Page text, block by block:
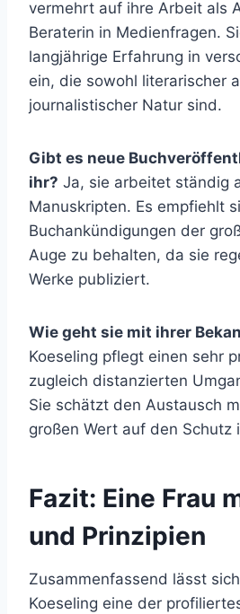
vermehrt auf ihre Arbeit als
Beraterin in Medienfragen.
langjährige Erfahrung in
ein, die sowohl literarischer
journalistischer Natur sind.
Gibt es neue
ihr? Ja, sie arbeitet ständig
Manuskripten. Es empfiehlt
Buchankündigungen der
Auge zu behalten, da sie
Werke publiziert.
Wie geht sie mit ihrer
Koeseling pflegt einen sehr
zugleich distanzierten
Sie schätzt den Austausch
großen Wert auf den Schutz
Fazit: Eine Frau
und Prinzipien
Zusammenfassend lässt
Koeseling eine der